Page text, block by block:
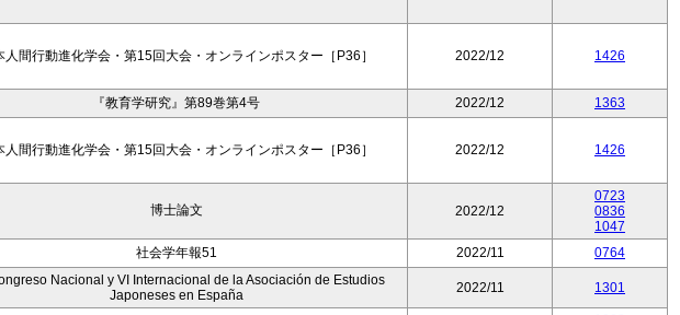
人間行動進化学会・第15回大会・オンラインポスター［P36］ 2022/12 1426
『教育学研究』第89巻第4号 2022/12 1363
人間行動進化学会・第15回大会・オンラインポスター［P36］ 2022/12 1426
博士論文 2022/12
0723
0836
1047
社会学年報51 2022/11 0764
Nacional y VI Internacional de la Asociación de Estudios
Japoneses en España
2022/11 1301